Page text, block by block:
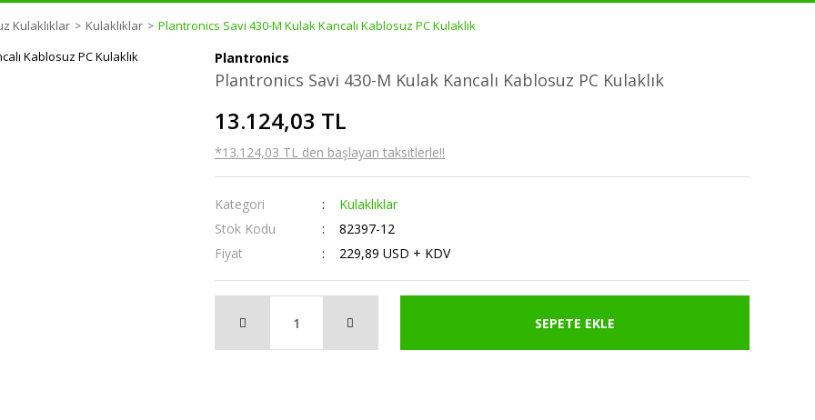
Kulaklıklar Kulaklıklar Plantronics Savi 430-M Kulak Kancalı Kablosuz PC Kulaklık
Plantronics
Plantronics Savi 430-M Kulak Kancalı Kablosuz PC Kulaklık
13.124,03 TL
*13.124,03 TL den başlayan taksitlerle!!
Kategori
Kulaklıklar
Stok Kodu
82397-12
Fiyat
229,89 USD + KDV
SEPETE EKLE